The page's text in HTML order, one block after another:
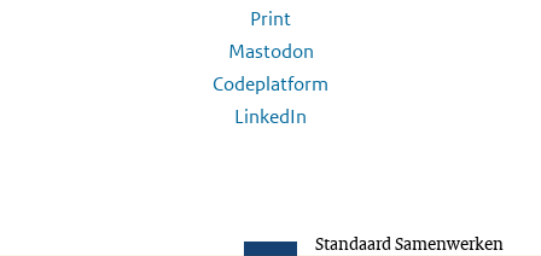
Print
Mastodon
Codeplatform
LinkedIn
Standaard Samenwerken